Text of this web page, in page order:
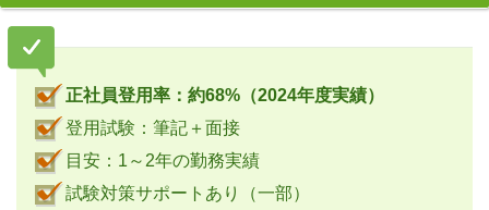
正社員登用率：約68%（2024年度実績）
登用試験：筆記＋面接
目安：1～2年の勤務実績
試験対策サポートあり（一部）